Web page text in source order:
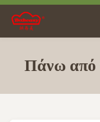
Πάνω από